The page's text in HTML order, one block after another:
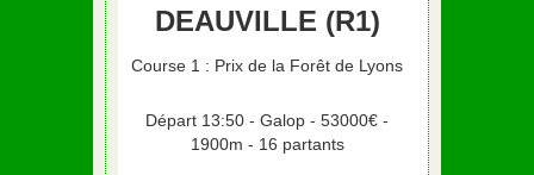
DEAUVILLE (R1)
Course 1 : Prix de la Forêt de Lyons
Départ 13:50 - Galop - 53000€ -
1900m - 16 partants